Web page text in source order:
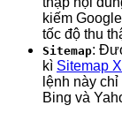
kiếm
tốc độ thu
Sitemap:
kì Sitemap
lệnh này
Bing và